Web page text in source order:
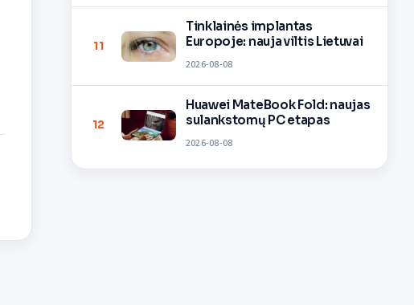
11
Tinklainės implantas
Europoje: nauja viltis Lietuvai
2026-08-08
12
Huawei MateBook Fold: naujas
sulankstomų PC etapas
2026-08-08